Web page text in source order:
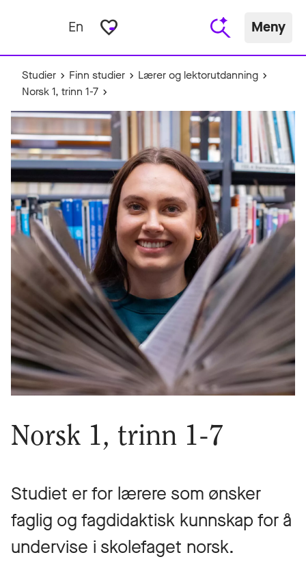
En favorite_border Meny
Studier Finn studier
Lærer og lektorutdanning
Norsk 1, trinn 1-7
Norsk 1, trinn 1-7
Studiet er for lærere som ønsker
faglig og fagdidaktisk kunnskap for å
undervise i skolefaget norsk.